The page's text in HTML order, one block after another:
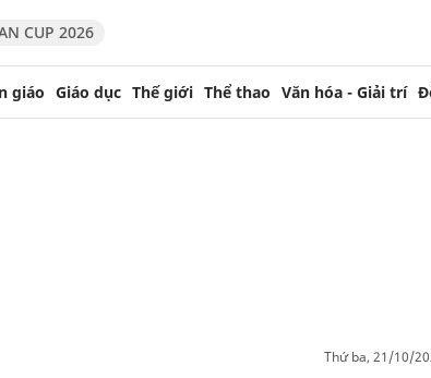
CUP 2026
giáo Giáo dục Thế giới Thể thao Văn hóa - Giải trí
thứ ba, 21/10/